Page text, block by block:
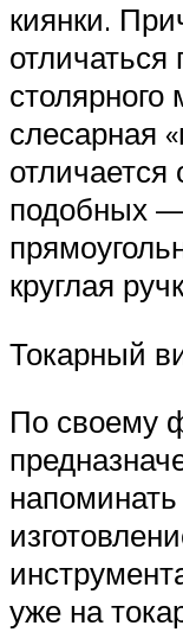
киянки.
слесарная
отличается
подобных
круглая
Токарный
По своему
уже на